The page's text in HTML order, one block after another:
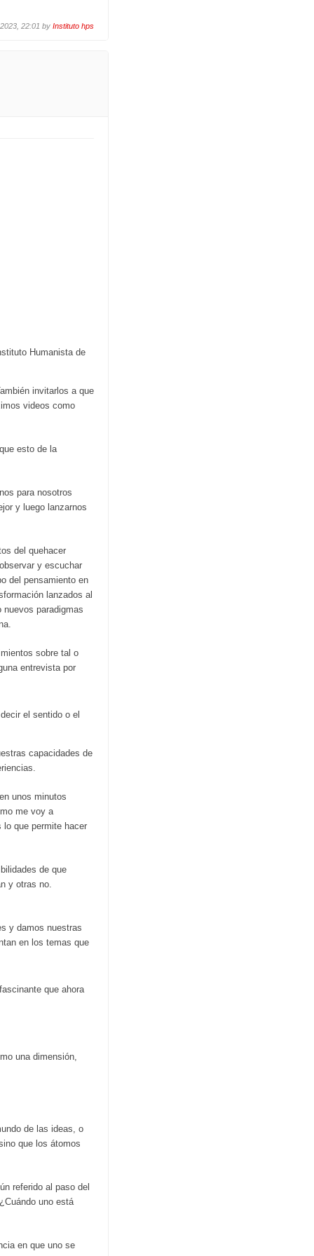
22:01 by Instituto hps
Humanista de
invitarlos a que
videos como
esto de la
para nosotros
y luego lanzarnos
del quehacer
y escuchar
del pensamiento en
lanzados al
paradigmas
sobre tal o
entrevista por
el sentido o el
capacidades de
unos minutos
me voy a
que permite hacer
de que
y otras no.
y damos nuestras
en los temas que
que ahora
una dimensión,
de las ideas, o
que los átomos
referido al paso del
uno está
en que uno se